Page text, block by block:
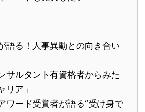
語る！人事異動との向き合い
サルタント有資格者からみた
リア」
ワード受賞者が語る“受け身で